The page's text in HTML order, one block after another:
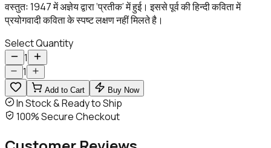
वस्तुतः 1947 में अज्ञेय द्वारा ‘प्रतीक’ में हुई। इससे पूर्व की हिन्दी कविता में
प्रयोगवादी कविता के स्पष्ट लक्षण नहीं मिलते है।
Select Quantity
1
1
Add to Cart Buy Now
In Stock & Ready to Ship
100% Secure Checkout